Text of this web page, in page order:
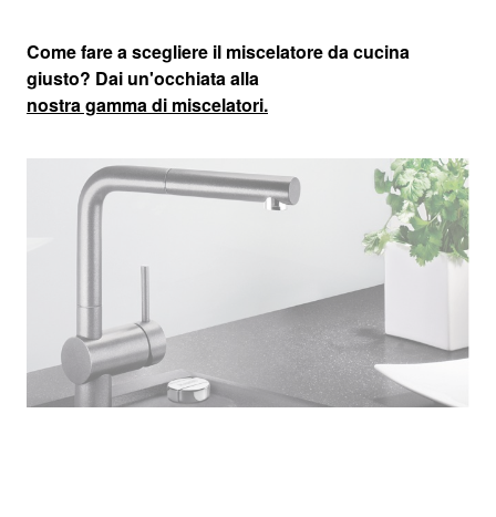
Come fare a scegliere il miscelatore da cucina
giusto? Dai un'occhiata alla
nostra gamma di miscelatori.